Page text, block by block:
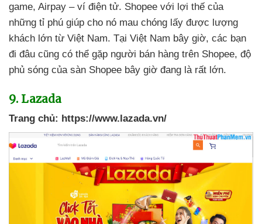
game, Airpay – ví điện tử. Shopee với lợi thế của
những tỉ phú giúp cho nó mau chóng lấy được lượng
khách lớn từ Việt Nam. Tại Việt Nam bây giờ, các bạn
đi đâu cũng có thể gặp người bán hàng trên Shopee, độ
phủ sóng của sàn Shopee bây giờ đang là rất lớn.
9. Lazada
Trang chủ: https://www.lazada.vn/